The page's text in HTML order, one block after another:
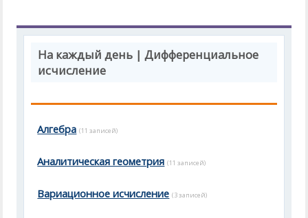
На каждый день | Дифференциальное
исчисление
Алгебра (11 записей)
Аналитическая геометрия (11 записей)
Вариационное исчисление (3 записей)